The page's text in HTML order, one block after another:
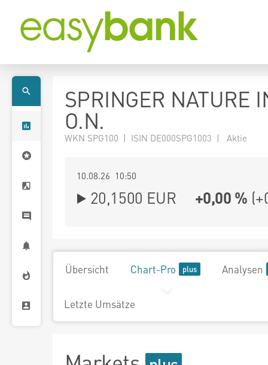
SPRINGER NATURE
O.N.
WKN SPG100 | ISIN DE000SPG1003 | Aktie
10.08.26 10:50
20,1500 EUR +0,00 % (
Übersicht Chart-Pro Analysen
Letzte Umsätze